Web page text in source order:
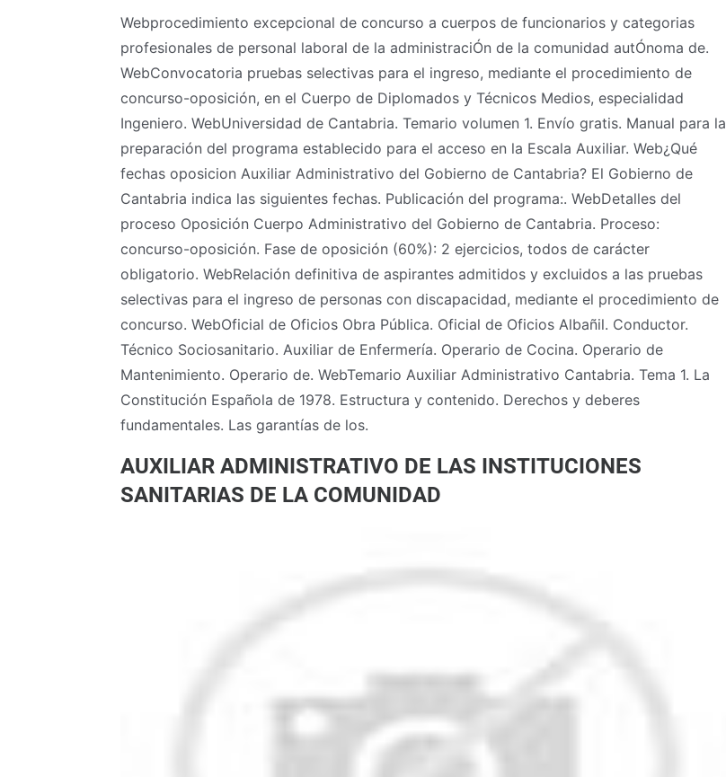
Webprocedimiento excepcional de concurso a cuerpos de funcionarios y categorias
profesionales de personal laboral de la administraciÓn de la comunidad autÓnoma de.
WebConvocatoria pruebas selectivas para el ingreso, mediante el procedimiento de
concurso-oposición, en el Cuerpo de Diplomados y Técnicos Medios, especialidad
Ingeniero. WebUniversidad de Cantabria. Temario volumen 1. Envío gratis. Manual para la
preparación del programa establecido para el acceso en la Escala Auxiliar. Web¿Qué
fechas oposicion Auxiliar Administrativo del Gobierno de Cantabria? El Gobierno de
Cantabria indica las siguientes fechas. Publicación del programa:. WebDetalles del
proceso Oposición Cuerpo Administrativo del Gobierno de Cantabria. Proceso:
concurso-oposición. Fase de oposición (60%): 2 ejercicios, todos de carácter
obligatorio. WebRelación definitiva de aspirantes admitidos y excluidos a las pruebas
selectivas para el ingreso de personas con discapacidad, mediante el procedimiento de
concurso. WebOficial de Oficios Obra Pública. Oficial de Oficios Albañil. Conductor.
Técnico Sociosanitario. Auxiliar de Enfermería. Operario de Cocina. Operario de
Mantenimiento. Operario de. WebTemario Auxiliar Administrativo Cantabria. Tema 1. La
Constitución Española de 1978. Estructura y contenido. Derechos y deberes
fundamentales. Las garantías de los.
AUXILIAR ADMINISTRATIVO DE LAS INSTITUCIONES
SANITARIAS DE LA COMUNIDAD